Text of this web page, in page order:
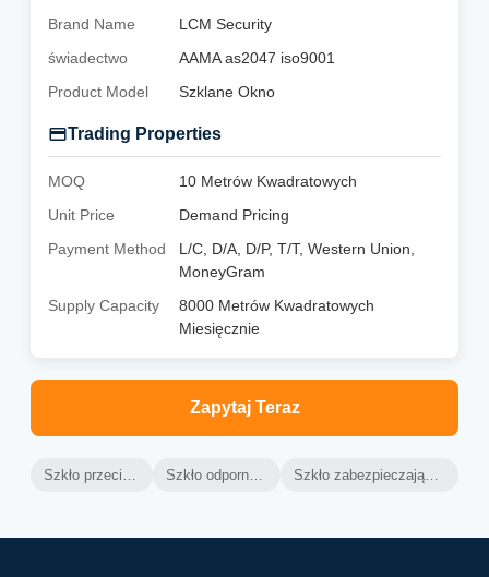
Brand Name
LCM Security
świadectwo
AAMA as2047 iso9001
Product Model
Szklane Okno
Trading Properties
MOQ
10 Metrów Kwadratowych
Unit Price
Demand Pricing
Payment Method
L/C, D/A, D/P, T/T, Western Union,
MoneyGram
Supply Capacity
8000 Metrów Kwadratowych
Miesięcznie
Zapytaj Teraz
Szkło przeciwwybuchowe Szkło odporne na wybuchy Szkło zabezpieczające okna zamrożone